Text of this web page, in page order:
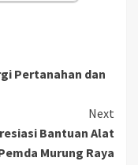
Pertanahan dan
Next
Bantuan Alat
Murung Raya